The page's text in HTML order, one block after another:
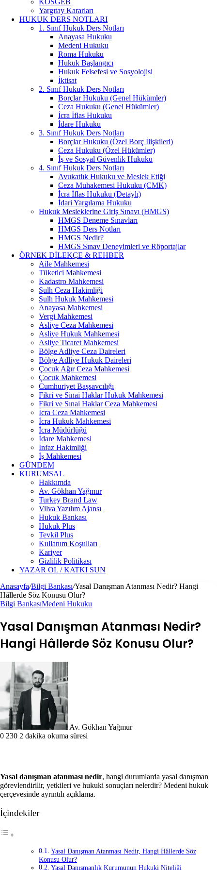
KOSGEB
Yargıtay Kararları
HUKUK DERS NOTLARI
1. Sınıf Hukuk Ders Notları
Anayasa Hukuku
Medeni Hukuku
Roma Hukuku
Hukuk Başlangıcı
Hukuk Felsefesi ve Sosyolojisi
İktisat
2. Sınıf Hukuk Ders Notları
Borçlar Hukuku (Genel Hükümler)
Ceza Hukuku (Genel Hükümler)
İcra İflas Hukuku
İdare Hukuku
3. Sınıf Hukuk Ders Notları
Borçlar Hukuku (Özel Borç İlişkileri)
Ceza Hukuku (Özel Hükümler)
İş ve Sosyal Güvenlik Hukuku
4. Sınıf Hukuk Ders Notları
Avukatlık Hukuku ve Meslek Etiği
Ceza Muhakemesi Hukuku (CMK)
İcra İflas Hukuku (Detaylı)
İdari Yargılama Hukuku
Hukuk Mesleklerine Giriş Sınavı (HMGS)
HMGS Deneme Sınavları
HMGS Ders Notları
HMGS Nedir?
HMGS Sınav Deneyimleri ve Röportajlar
ÖRNEK DILEKÇE & REHBER
Aile Mahkemesi
Tüketici Mahkemesi
Kadastro Mahkemesi
Sulh Ceza Hakimliği
Sulh Hukuk Mahkemesi
Anayasa Mahkemesi
Vergi Mahkemesi
Asliye Ceza Mahkemesi
Asliye Hukuk Mahkemesi
Asliye Ticaret Mahkemesi
Bölge Adliye Ceza Daireleri
Bölge Adliye Hukuk Daireleri
Çocuk Ağır Ceza Mahkemesi
Çocuk Mahkemesi
Cumhuriyet Başsavcılığı
Fikri ve Sinai Haklar Hukuk Mahkemesi
Fikri ve Sınai Haklar Ceza Mahkemesi
İcra Ceza Mahkemesi
İcra Hukuk Mahkemesi
İcra Müdürlüğü
İdare Mahkemesi
İnfaz Hakimliği
İş Mahkemesi
GÜNDEM
KURUMSAL
Hakkımda
Av. Gökhan Yağmur
Turkey Brand Law
Vilva Yazılım Ajansı
Hukuk Bankası
Hukuk Plus
Tevkil Plus
Kullanım Koşulları
Kariyer
Gizlilik Politikası
YAZAR OL / KATKI SUN
Anasayfa/Bilgi Bankası/Yasal Danışman Atanması Nedir? Hangi
Hâllerde Söz Konusu Olur?
Bilgi BankasıMedeni Hukuku
Yasal Danışman Atanması Nedir?
Hangi Hâllerde Söz Konusu Olur?
Av. Gökhan Yağmur
0 230 2 dakika okuma süresi
Yasal danışman atanması nedir, hangi durumlarda yasal danışman
görevlendirilir, yetkileri ve hukuki sonuçları nelerdir? Medeni hukuk
çerçevesinde ayrıntılı açıklama.
İçindekiler
Yasal Danışman Atanması Nedir, Hangi Hâllerde Söz
Konusu Olur?
Yasal Danışmanlık Kurumunun Hukuki Niteliği